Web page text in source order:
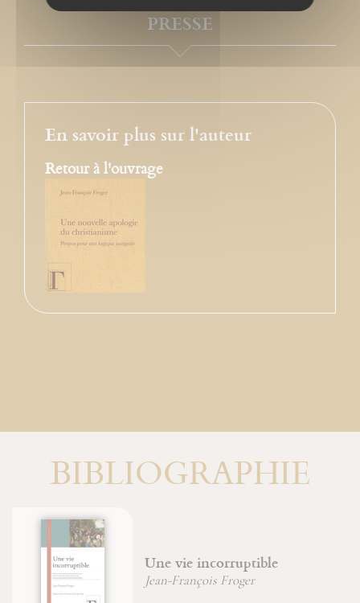
PRESSE
En savoir plus sur l'auteur
Retour à l'ouvrage
BIBLIOGRAPHIE
Une vie incorruptible
Jean-François Froger